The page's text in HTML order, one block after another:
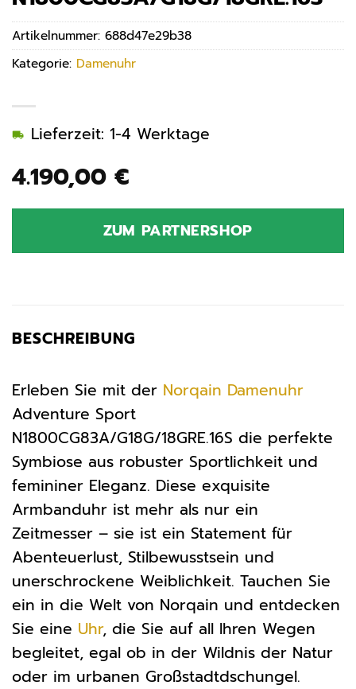
4.190,00 €
Lieferzeit: 1-4 Werktage
ZUM PARTNERSHOP
Artikelnummer: 688d47e29b38
Kategorie: Damenuhr
BESCHREIBUNG
Erleben Sie mit der Norqain Damenuhr
Adventure Sport
N1800CG83A/G18G/18GRE.16S die perfekte
Symbiose aus robuster Sportlichkeit und
femininer Eleganz. Diese exquisite
Armbanduhr ist mehr als nur ein
Zeitmesser – sie ist ein Statement für
Abenteuerlust, Stilbewusstsein und
unerschrockene Weiblichkeit. Tauchen Sie
ein in die Welt von Norqain und entdecken
Sie eine Uhr, die Sie auf all Ihren Wegen
begleitet, egal ob in der Wildnis der Natur
oder im urbanen Großstadtdschungel.